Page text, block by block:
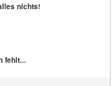
nichts!
fehlt...